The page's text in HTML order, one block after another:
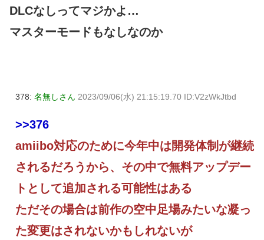
DLCなしってマジかよ…
マスターモードもなしなのか
378: 名無しさん 2023/09/06(水) 21:15:19.70 ID:V2zWkJtbd
>>376
amiibo対応のために今年中は開発体制が継続
されるだろうから、その中で無料アップデー
トとして追加される可能性はある
ただその場合は前作の空中足場みたいな凝っ
た変更はされないかもしれないが